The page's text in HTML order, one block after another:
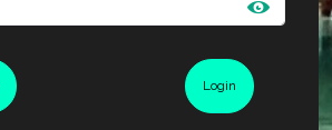
Login